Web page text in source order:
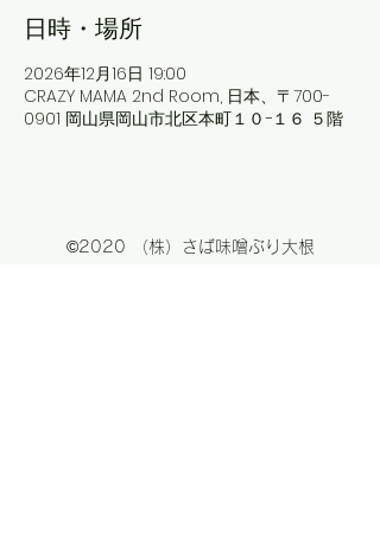
日時・場所
2026年12月16日 19:00
CRAZY MAMA 2nd Room, 日本、〒700-
0901 岡山県岡山市北区本町１０−１６ ５階
©2020 （株）さば味噌ぶり大根